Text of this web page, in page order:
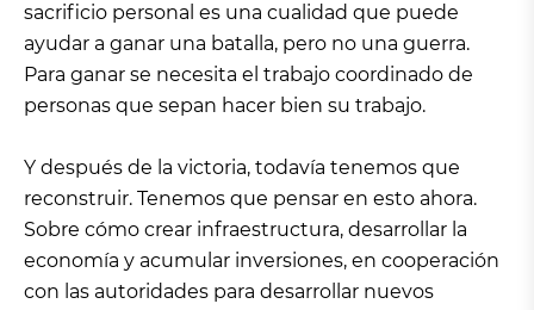
sacrificio personal es una cualidad que puede
ayudar a ganar una batalla, pero no una guerra.
Para ganar se necesita el trabajo coordinado de
personas que sepan hacer bien su trabajo.
Y después de la victoria, todavía tenemos que
reconstruir. Tenemos que pensar en esto ahora.
Sobre cómo crear infraestructura, desarrollar la
economía y acumular inversiones, en cooperación
con las autoridades para desarrollar nuevos